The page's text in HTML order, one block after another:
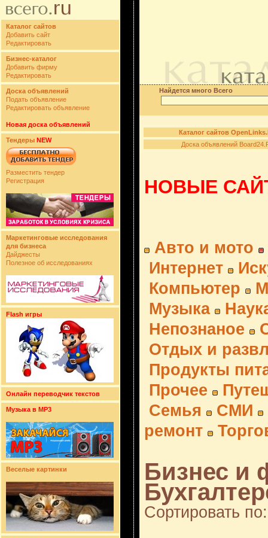
Каталог сайтов
Добавить сайт
Редактировать
Бизнес-каталог
Добавить фирму
Редактировать
Доска объявлений
Подать объявление
Редактировать объявление
Новая доска объявлений
Тендеры NEW
Разместить тендер
Регистрация
Маркетинговые исследования
для бизнеса
Дайджесты
Полезное об исследованиях
Flash игры
Онлайн переводчик текстов
Музыка в MP3
Веселые картинки
Найдется много Всего
Каталог сайтов
Доска объявлений
НОВЫЕ
Авто и мото
Интернет
Компьютер
Музыка
Непознаное
Отдых и
Продукты
Прочее
Семья
СМИ
ремонт
Бизнес и
Сортировать